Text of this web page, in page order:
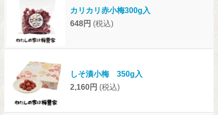
カリカリ赤小梅300g入
648円 (税込)
しそ漬小梅 350g入
2,160円 (税込)